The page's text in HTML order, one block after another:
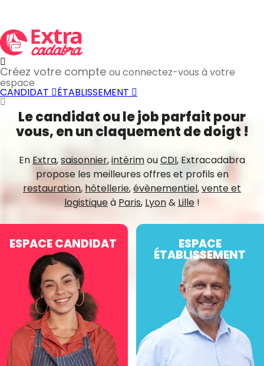
Créez votre compte ou connectez-vous à votre
espace
CANDIDAT ÉTABLISSEMENT
Le candidat ou le job parfait pour
vous, en un claquement de doigt !
En Extra,saisonnier,intérimouCDI, Extracadabra
propose les meilleures offres et profils en
restauration, hôtellerie,évènementiel,vente et
logistiqueà Paris, Lyon& Lille !
ESPACE CANDIDAT ESPACE
ÉTABLISSEMENT